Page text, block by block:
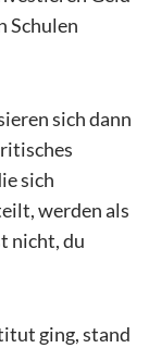
Schulen
sich dann
sich
werden als
nicht, du
ging, stand